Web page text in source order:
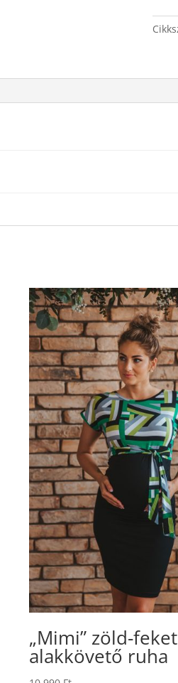
„Mimi” zöld-
alakkövető ruha